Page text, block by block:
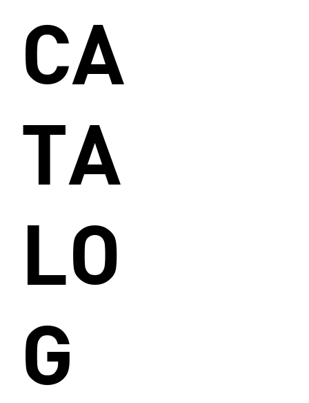
CA
TA
LO
G